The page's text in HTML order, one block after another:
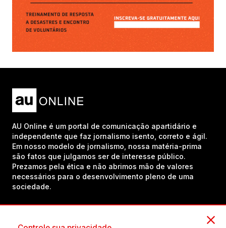
AU Online é um portal de comunicação apartidário e
independente que faz jornalismo isento, correto e ágil.
Em nosso modelo de jornalismo, nossa matéria-prima
são fatos que julgamos ser de interesse público.
Prezamos pela ética e não abrimos mão de valores
necessários para o desenvolvimento pleno de uma
sociedade.